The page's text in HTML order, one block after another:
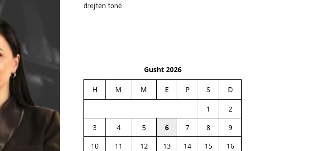
drejtën tonë
Gusht 2026
H M M E P S D
1
2
3
4 5 6 7 8
9
10
11 12 13 14 15
16